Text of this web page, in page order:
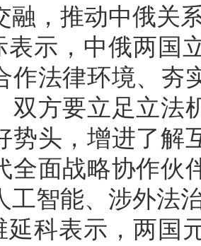
融，推动中俄关
表示，中俄两国
作法律环境、夯
双方要立足立法
势头，增进了解
全面战略协作伙
工智能、涉外法
延科表示，两国